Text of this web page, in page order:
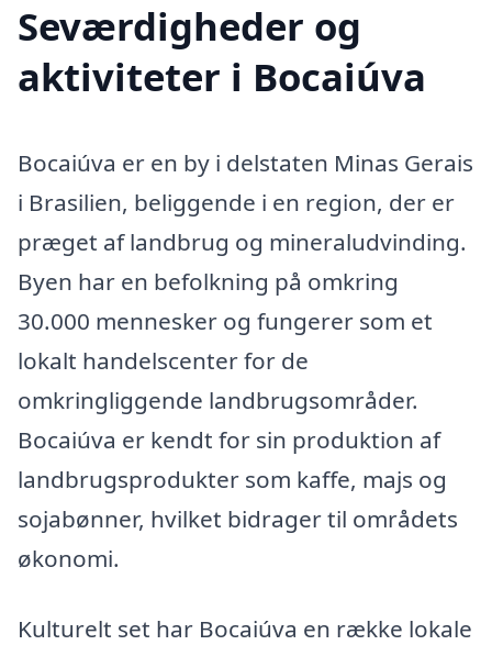
Seværdigheder og
aktiviteter i Bocaiúva
Bocaiúva er en by i delstaten Minas Gerais
i Brasilien, beliggende i en region, der er
præget af landbrug og mineraludvinding.
Byen har en befolkning på omkring
30.000 mennesker og fungerer som et
lokalt handelscenter for de
omkringliggende landbrugsområder.
Bocaiúva er kendt for sin produktion af
landbrugsprodukter som kaffe, majs og
sojabønner, hvilket bidrager til områdets
økonomi.
Kulturelt set har Bocaiúva en række lokale